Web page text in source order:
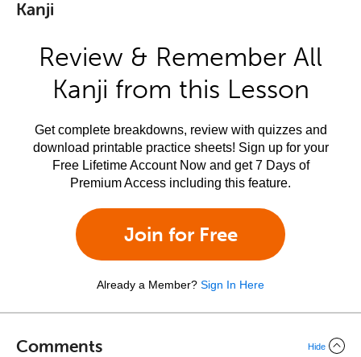
Kanji
Review & Remember All
Kanji from this Lesson
Get complete breakdowns, review with quizzes and
download printable practice sheets! Sign up for your
Free Lifetime Account Now and get 7 Days of
Premium Access including this feature.
Join for Free
Already a Member? Sign In Here
Comments Hide